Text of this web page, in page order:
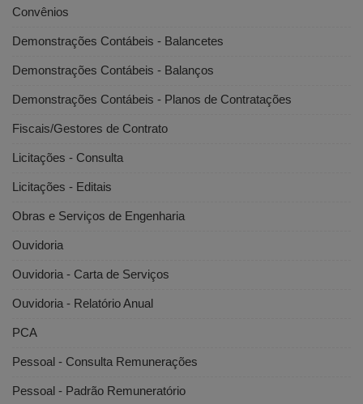
Convênios
Demonstrações Contábeis - Balancetes
Demonstrações Contábeis - Balanços
Demonstrações Contábeis - Planos de Contratações
Fiscais/Gestores de Contrato
Licitações - Consulta
Licitações - Editais
Obras e Serviços de Engenharia
Ouvidoria
Ouvidoria - Carta de Serviços
Ouvidoria - Relatório Anual
PCA
Pessoal - Consulta Remunerações
Pessoal - Padrão Remuneratório